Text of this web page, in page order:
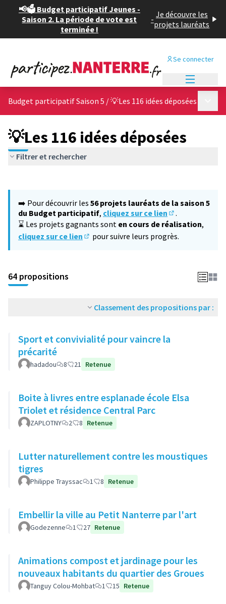
📢🗳️ Budget participatif Jeunes -
Saison 2. La période de vote est
terminée !
- Je découvre les
projets lauréats
Se connecter
Budget participatif Saison 5 /💡Les 116 idées déposées
💡Les 116 idées déposées
Filtrer et rechercher
−
➡️ Pour découvrir les 56 projets lauréats de la saison 5
du Budget participatif, cliquez sur ce lien
(S'ouvre dans
.
⌛ Les projets gagnants sont en cours de réalisation,
cliquez sur ce lien
pour suivre leurs progrès.
64 propositions
Classement des propositions par :
Sport et convivialité pour vaincre la
précarité
hadadou 8 21 Retenue
Boite à livres entre esplanade école Elsa
Triolet et résidence Central Parc
ZAPLOTNY 2 8 Retenue
Lutter naturellement contre les moustiques
tigres
Philippe Trayssac 1 8 Retenue
Embellir la ville au Petit Nanterre par l'art
Godezenne 1 27 Retenue
Animations compost et jardinage pour les
nouveaux habitants du quartier des Groues
Tanguy Colou-Mohbat 1 15 Retenue